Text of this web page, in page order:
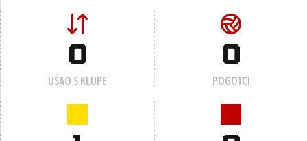
0
UŠAO S KLUPE
0
POGOTCI